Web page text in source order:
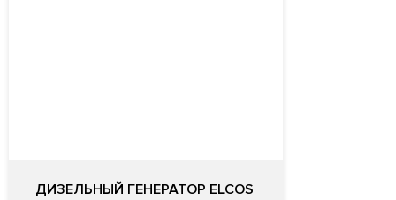
ДИЗЕЛЬНЫЙ ГЕНЕРАТОР ELCOS